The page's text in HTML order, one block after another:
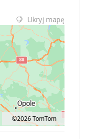
Ukryj mapę
©2026 TomTom